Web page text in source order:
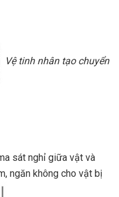
Vệ tinh nhân tạo chuyển
sát nghỉ giữa vật và
ngăn không cho vật bị